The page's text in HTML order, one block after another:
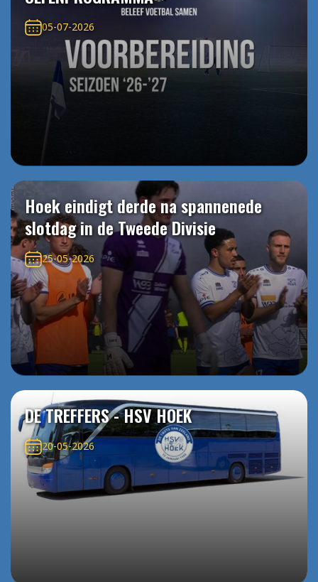
05-07-2026
Hoek eindigt derde na spannenede
slotdag in de Tweede Divisie
25-05-2026
DE TREFFERS - HSV HOEK
20-05-2026